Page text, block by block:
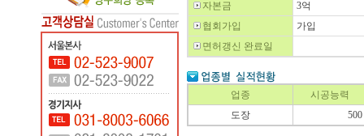
자본금
3억
협회가입
가입
면허갱신 완료일
업종
시공능력
도장
500